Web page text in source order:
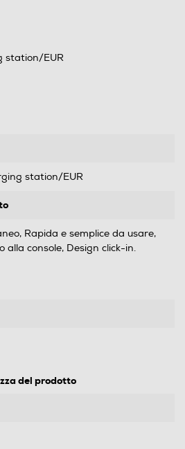
station/EUR
station/EUR
Rapida e semplice da usare,
alla console, Design click-in.
del prodotto